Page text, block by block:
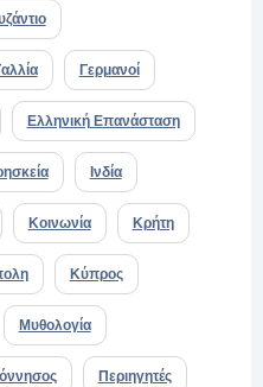
Γερμανοί
Ελληνική Επανάσταση
Ινδία
Κοινωνία Κρήτη
Κύπρος
Μυθολογία
Περιηγητές